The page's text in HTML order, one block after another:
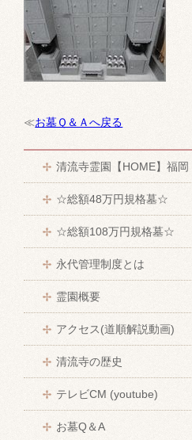
≪お墓Ｑ＆Ａへ戻る
清流寺霊園【HOME】福岡
☆総額48万円規格墓☆
☆総額108万円規格墓☆
永代管理制度とは
霊園概要
アクセス(道順解説動画)
清流寺の歴史
テレビCM (youtube)
お墓Q＆A